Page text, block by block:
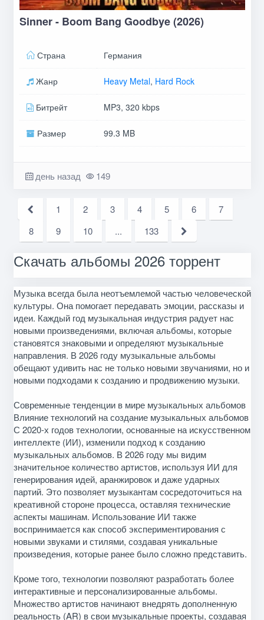
Sinner - Boom Bang Goodbye (2026)
Страна Германия
Жанр Heavy Metal, Hard Rock
Битрейт MP3, 320 kbps
Размер 99.3 MB
день назад 149
1 2 3 4 5 6
7
8
9 10 ... 133
Скачать альбомы 2026 торрент
Музыка всегда была неотъемлемой частью человеческой
культуры. Она помогает передавать эмоции, рассказы и
идеи. Каждый год музыкальная индустрия радует нас
новыми произведениями, включая альбомы, которые
становятся знаковыми и определяют музыкальные
направления. В 2026 году музыкальные альбомы
обещают удивить нас не только новыми звучаниями, но и
новыми подходами к созданию и продвижению музыки.
Современные тенденции в мире музыкальных альбомов
Влияние технологий на создание музыкальных альбомов
С 2020-х годов технологии, основанные на искусственном
интеллекте (ИИ), изменили подход к созданию
музыкальных альбомов. В 2026 году мы видим
значительное количество артистов, используя ИИ для
генерирования идей, аранжировок и даже ударных
партий. Это позволяет музыкантам сосредоточиться на
креативной стороне процесса, оставляя технические
аспекты машинам. Использование ИИ также
воспринимается как способ экспериментирования с
новыми звуками и стилями, создавая уникальные
произведения, которые ранее было сложно представить.
Кроме того, технологии позволяют разработать более
интерактивные и персонализированные альбомы.
Множество артистов начинают внедрять дополненную
реальность (AR) в свои музыкальные проекты, создавая